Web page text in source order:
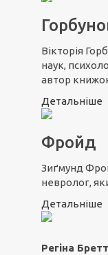
Вікторія
наук,
автор
Детальніше
Фройд
Зиґмунд
невролог,
Детальніше
Регіна Бретт